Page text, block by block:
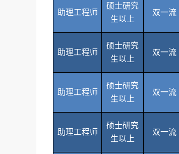
助理工程师
硕士研究
生以上
双一流
助理工程师
硕士研究
生以上
双一流
助理工程师
硕士研究
生以上
双一流
助理工程师
硕士研究
生以上
双一流